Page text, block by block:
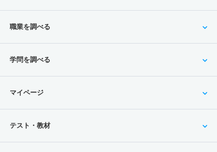
職業を調べる
学問を調べる
マイページ
テスト・教材